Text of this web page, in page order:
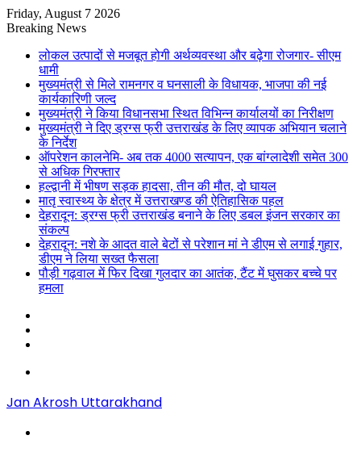
Friday, August 7 2026
Breaking News
लोकल उत्पादों से मजबूत होगी अर्थव्यवस्था और बढ़ेगा रोजगार- सीएम
धामी
मुख्यमंत्री से मिले रामनगर व घनसाली के विधायक, भाजपा की नई
कार्यकारिणी जल्द
मुख्यमंत्री ने किया विधानसभा स्थित विभिन्न कार्यालयों का निरीक्षण
मुख्यमंत्री ने दिए ड्रग्स फ्री उत्तराखंड के लिए व्यापक अभियान चलाने
के निर्देश
ऑपरेशन कालनेमि- अब तक 4000 सत्यापन, एक बांग्लादेशी समेत 300
से अधिक गिरफ्तार
हल्द्वानी में भीषण सड़क हादसा, तीन की मौत, दो घायल
मातृ स्वास्थ्य के क्षेत्र में उत्तराखण्ड की ऐतिहासिक पहल
देहरादून: ड्रग्स फ्री उत्तराखंड बनाने के लिए डबल इंजन सरकार का
संकल्प
देहरादून: नशे के आदत वाले बेटों से परेशान मां ने डीएम से लगाई गुहार,
डीएम ने लिया सख्त फैसला
पौड़ी गढ़वाल में फिर दिखा गुलदार का आतंक, टैंट में घुसकर बच्चे पर
हमला
Jan Akrosh Uttarakhand